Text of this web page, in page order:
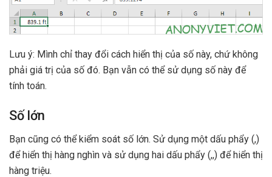
Lưu ý: Mình chỉ thay đổi cách hiển thị của số này, chứ không
phải giá trị của số đó. Bạn vẫn có thể sử dụng số này để
tính toán.
Số lớn
Bạn cũng có thể kiểm soát số lớn. Sử dụng một dấu phẩy (,)
để hiển thị hàng nghìn và sử dụng hai dấu phẩy (,,) để hiển thị
hàng triệu.